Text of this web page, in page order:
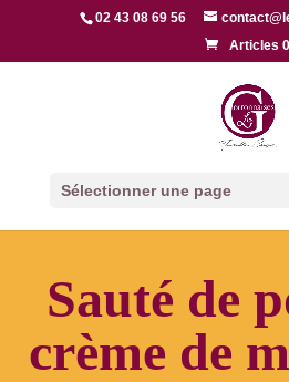
02 43 08 69 56
Articles 0
Sélectionner une page
Sauté de
crème de